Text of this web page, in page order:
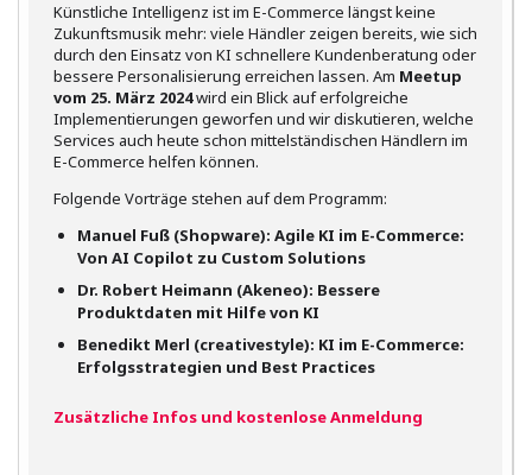
Künstliche Intelligenz ist im E-Commerce längst keine
Zukunftsmusik mehr: viele Händler zeigen bereits, wie sich
durch den Einsatz von KI schnellere Kundenberatung oder
bessere Personalisierung erreichen lassen. Am Meetup
vom 25. März 2024wird ein Blick auf erfolgreiche
Implementierungen geworfen und wir diskutieren, welche
Services auch heute schon mittelständischen Händlern im
E-Commerce helfen können.
Folgende Vorträge stehen auf dem Programm:
Manuel Fuß (Shopware): Agile KI im E-Commerce:
Von AI Copilot zu Custom Solutions
Dr. Robert Heimann (Akeneo): Bessere
Produktdaten mit Hilfe von KI
Benedikt Merl (creativestyle): KI im E-Commerce:
Erfolgsstrategien und Best Practices
Zusätzliche Infos und kostenlose Anmeldung